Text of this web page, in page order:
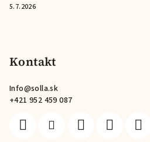
5.7.2026
Kontakt
Info@solla.sk
+421 952 459 087